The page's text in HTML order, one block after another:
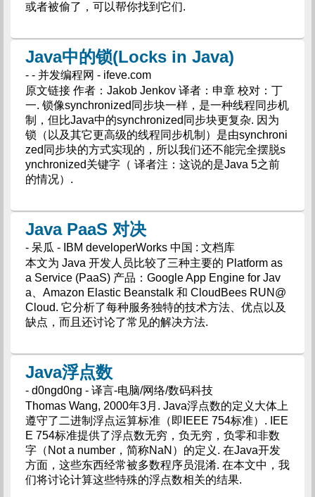
或者被偷了，可以帮你找到它们.
Java中的锁(Locks in Java)
- - 并发编程网 - ifeve.com
原文链接 作者：Jakob Jenkov 译者：申章 校对：丁
一. 锁像synchronized同步块一样，是一种线程同步机
制，但比Java中的synchronized同步块更复杂. 因为
锁（以及其它更高级的线程同步机制）是由synchroni
zed同步块的方式实现的，所以我们还不能完全摆脱s
ynchronized关键字（ 译者注：这说的是Java 5之前
的情况）.
Java PaaS 对决
- 呆瓜 - IBM developerWorks 中国 : 文档库
本文为 Java 开发人员比较了三种主要的 Platform as
a Service (PaaS) 产品：Google App Engine for Jav
a、Amazon Elastic Beanstalk 和 CloudBees RUN@
Cloud. 它分析了每种服务独特的技术方法、优点以及
缺点，而且还讨论了常见的解决方法.
Java浮点数
- d0ngd0ng - 译言-电脑/网络/数码科技
Thomas Wang, 2000年3月. Java浮点数的定义大体上
遵守了二进制浮点运算标准（即IEEE 754标准）. IEE
E 754标准提供了浮点数无穷，负无穷，负零和非数
字（Not a number，简称NaN）的定义. 在Java开发
方面，这些东西经常被多数程序员混淆. 在本文中，我
们将讨论计算这些特殊的浮点数相关的结果.